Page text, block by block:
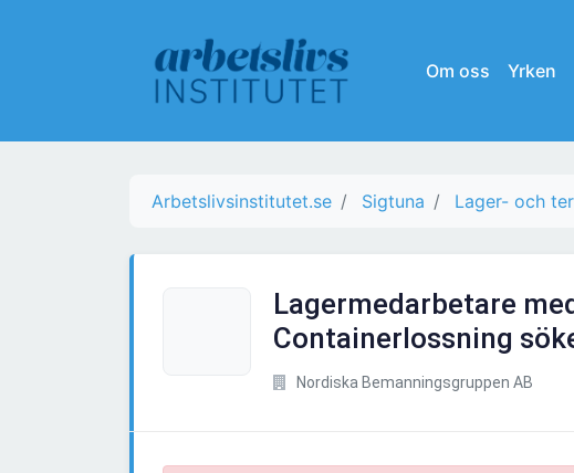
Om oss Yrken
Arbetslivsinstitutet.se Sigtuna Lager- och
Lagermedarbetare
Containerlossning
Nordiska Bemanningsgruppen AB